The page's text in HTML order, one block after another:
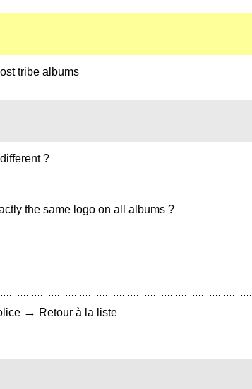
tribe albums
?
the same logo on all albums ?
→ Retour à la liste